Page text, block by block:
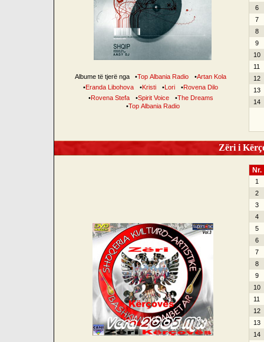
Albume të tjerë nga •Top Albania Radio •Artan Kola
•Eranda Libohova •Kristi •Lori •Rovena Dilo
•Rovena Stefa •Spirit Voice •The Dreams
•Top Albania Radio
6
7
8
9
10
11
12
13
14
Zëri i
Nr.
1
2
3
4
5
6
7
8
9
10
11
12
13
14